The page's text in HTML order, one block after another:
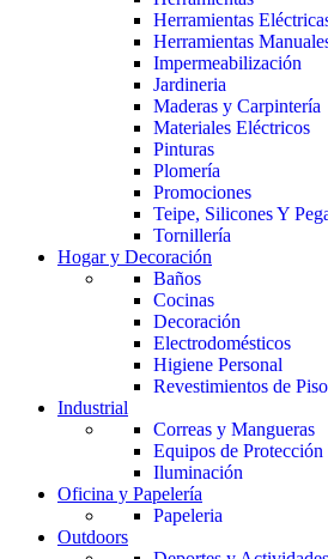
Herramientas
Herramientas
Impermeabilización
Jardineria
Maderas y Carpintería
Materiales Eléctricos
Pinturas
Plomería
Promociones
Teipe, Silicones Y
Tornillería
Hogar y Decoración
Baños
Cocinas
Decoración
Electrodomésticos
Higiene Personal
Revestimientos de
Industrial
Correas y Mangueras
Equipos de Protección
Iluminación
Oficina y Papelería
Papeleria
Outdoors